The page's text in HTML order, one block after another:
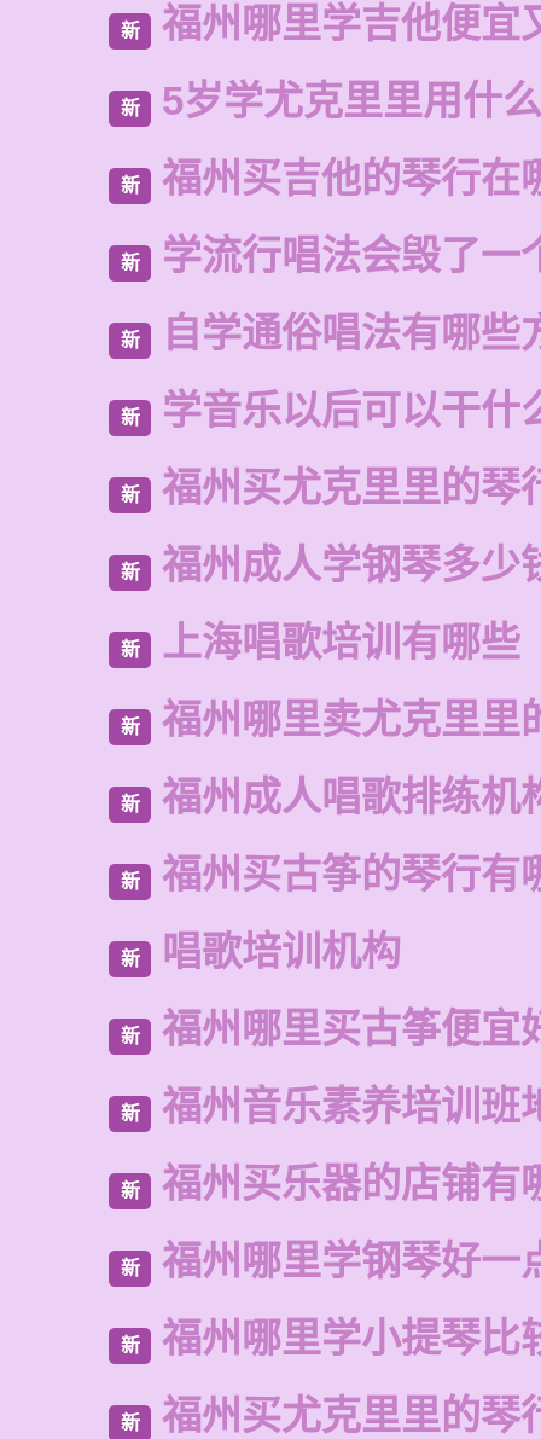
新 福州哪里学吉他便宜
新 5岁学尤克里里用什
新 福州买吉他的琴行在
新 学流行唱法会毁了一
新 自学通俗唱法有哪些
新 学音乐以后可以干什
新 福州买尤克里里的琴
新 福州成人学钢琴多少
新 上海唱歌培训有哪些
新 福州哪里卖尤克里里
新 福州成人唱歌排练机
新 福州买古筝的琴行有
新 唱歌培训机构
新 福州哪里买古筝便宜
新 福州音乐素养培训班
新 福州买乐器的店铺有
新 福州哪里学钢琴好一
新 福州哪里学小提琴比
新 福州买尤克里里的琴